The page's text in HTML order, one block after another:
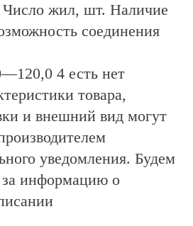
жил, шт. Наличие
соединения
4 есть нет
товара,
и внешний вид могут
уведомления. Будем
информацию о